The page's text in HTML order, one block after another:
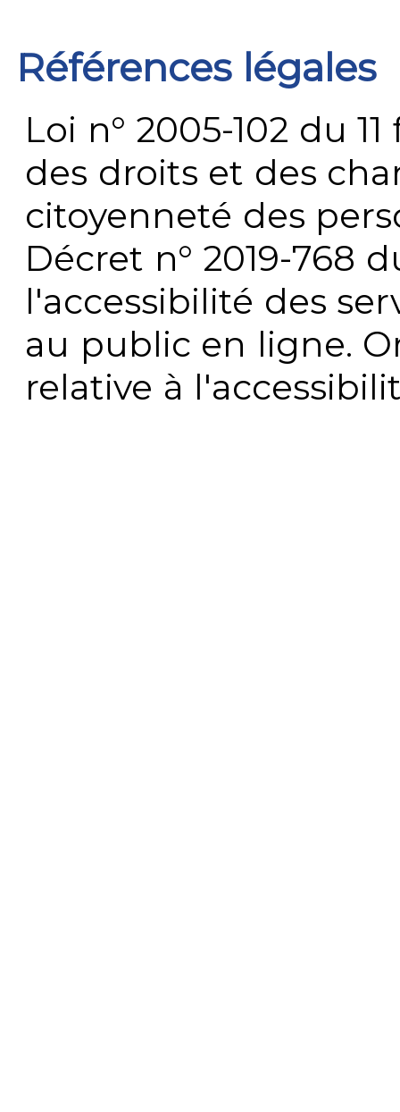
Références légales
Loi n° 2005-102 du
des droits et des
citoyenneté des
Décret n° 2019-768
l'accessibilité des
au public en ligne.
relative à